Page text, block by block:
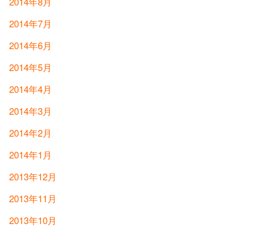
2014年7月
2014年6月
2014年5月
2014年4月
2014年3月
2014年2月
2014年1月
2013年12月
2013年11月
2013年10月